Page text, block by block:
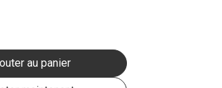
au panier